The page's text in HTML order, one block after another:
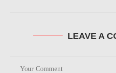
LEAVE A